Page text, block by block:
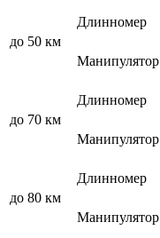
до 50 км
Длинномер
Манипулятор
до 70 км
Длинномер
Манипулятор
до 80 км
Длинномер
Манипулятор